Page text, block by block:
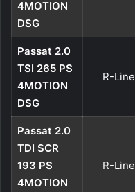
4MOTION
DSG
Passat 2.0
TSI 265 PS
4MOTION
DSG
R-Line
Passat 2.0
TDI SCR
193 PS
4MOTION
R-Line